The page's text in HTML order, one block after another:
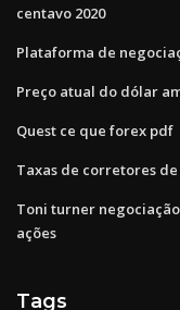
centavo 2020
Plataforma de
Preço atual do dólar
Quest ce que forex pdf
Taxas de corretores
Toni turner
ações
Tags